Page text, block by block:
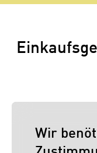
Wir